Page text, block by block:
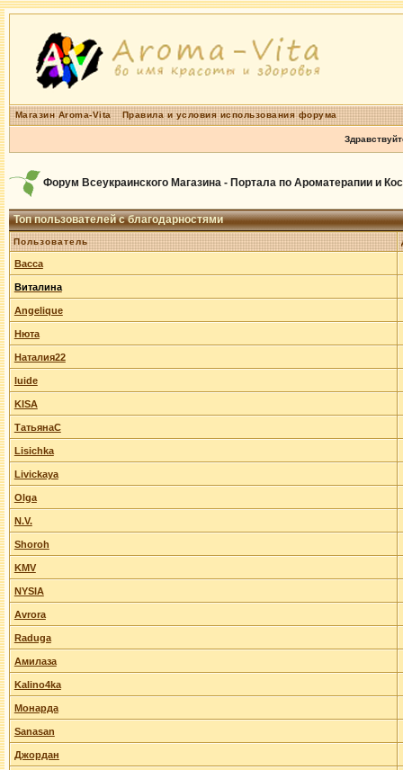
Магазин Aroma-Vita Правила и условия использования форума
Форум Всеукраинского Магазина - Портала по Ароматерапии и
Топ пользователей с благодарностями
Пользователь
Васса
Виталина
Angelique
Нюта
Наталия22
luide
KISA
ТатьянаС
Lisichka
Livickaya
Olga
N.V.
Shoroh
KMV
NYSIA
Avrora
Raduga
Амилаза
Kalino4ka
Монарда
Sanasan
Джордан